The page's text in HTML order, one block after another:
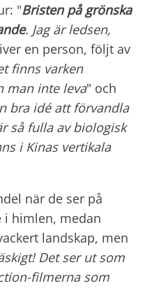
"Bristen på grönska
. Jag är ledsen,
en person, följt av
finns varken
man inte leva" och
bra idé att förvandla
så fulla av biologisk
i Kinas vertikala
när de ser på
i himlen, medan
landskap, men
Det ser ut som
filmerna som